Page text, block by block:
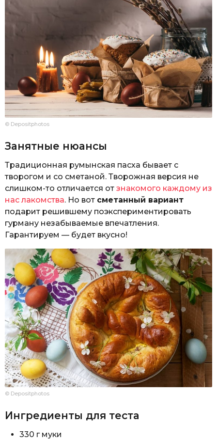
© Depositphotos
Занятные нюансы
Традиционная румынская пасха бывает с
творогом и со сметаной. Творожная версия не
слишком-то отличается от знакомого каждому из
нас лакомства. Но вот сметанный вариант
подарит решившему поэкспериментировать
гурману незабываемые впечатления.
Гарантируем — будет вкусно!
© Depositphotos
Ингредиенты для теста
330 г муки